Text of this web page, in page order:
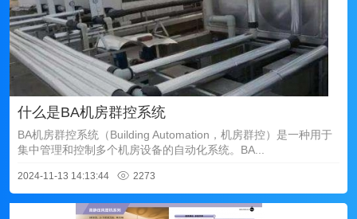
什么是BA机房群控系统
BA机房群控系统（Building Automation，机房群控）是一种用于
集中管理和控制多个机房设备的自动化系统。BA...
2024-11-13 14:13:44 2273